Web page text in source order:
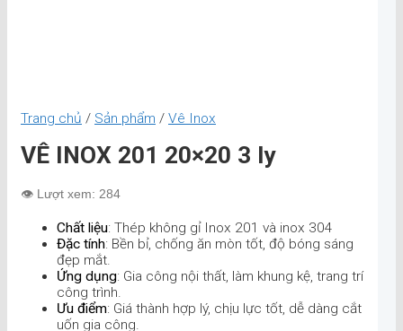
Trang chủ / Sản phẩm / Vê Inox
VÊ INOX 201 20×20 3 ly
👁️ Lượt xem: 284
Chất liệu: Thép không gỉ Inox 201 và inox 304
Đặc tính: Bền bỉ, chống ăn mòn tốt, độ bóng sáng
đẹp mắt.
Ứng dụng: Gia công nội thất, làm khung kệ, trang trí
công trình.
Ưu điểm: Giá thành hợp lý, chịu lực tốt, dễ dàng cắt
uốn gia công.